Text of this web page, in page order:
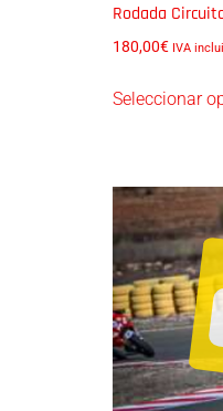
Rodada
180,00€ IVA
Seleccionar